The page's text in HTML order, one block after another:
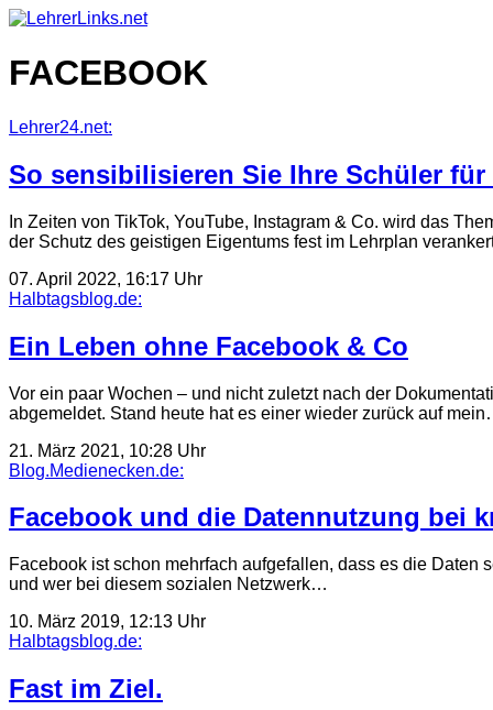
Skip
content
FACEBOOK
Lehrer24.net:
So sensibilisieren Sie Ihre Schüler für
In Zeiten von TikTok, YouTube, Instagram & Co. wird das
der Schutz des geistigen Eigentums fest im Lehrplan
07. April 2022, 16:17 Uhr
Halbtagsblog.de:
Ein Leben ohne Facebook & Co
Vor ein paar Wochen – und nicht zuletzt nach der
abgemeldet. Stand heute hat es einer wieder zurück auf
21. März 2021, 10:28 Uhr
Blog.Medienecken.de:
Facebook und die Datennutzung bei
Facebook ist schon mehrfach aufgefallen, dass es die
und wer bei diesem sozialen Netzwerk…
10. März 2019, 12:13 Uhr
Halbtagsblog.de:
Fast im Ziel.